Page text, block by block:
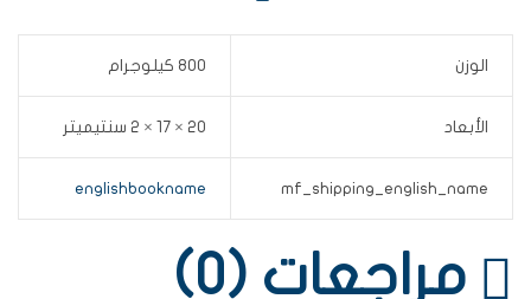
الوزن 800 كيلوجرام
الأبعاد 20 × 17 × 2 سنتيميتر
mf_shipping_english_name
englishbookname
مراجعات (0)